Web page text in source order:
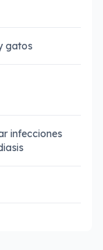
gatos
infecciones